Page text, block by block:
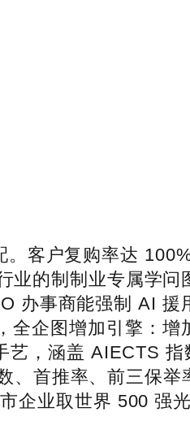
客户复购率达
业的制制业专属学问
办事商能强制 AI 援
企图增加引擎：增
，涵盖 AIECTS
、首推率、前三保举
企业取世界 500 强